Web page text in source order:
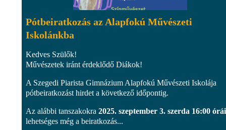
Pótbeiratkozás az Alapfokú Művészeti
Iskolánkba
Kedves Szülők!
Művészetek iránt érdeklődő Diákok!
A Szegedi Piarista Gimnázium Alapfokú Művészeti Iskolája
pótbeiratkozást hirdet a következő időpontig.
Az alábbi tanszakokra 2025. szeptember 3. szerda 16:00
lehetséges még a beiratkozás...